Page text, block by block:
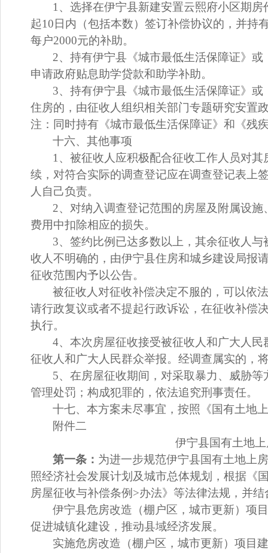
1、选择在伊宁县新建安置云熙府小区期房
起10 日内（包括本数）签订补偿协议的， 并持
每户2000元的补助。
2、持有伊宁县《城市最低生活保障证》
申请政府贴息助学贷款和助学补助。
3、持有伊宁县 《城市最低生活保障证》
住房的，由征收人组织相关部门专题研究安置
注：同时持有《城市最低生活保障证》和《残
十六、其他事项
1 、被征收人应积极配合征收工作人员对
续，对符合实际的调查登记应在调查登记表上
人 自己负责。
2、 对纳入调查登记范围的房屋及附属设
费用中扣除相应的损失。
3、签约比例已达多数以上，其余征收人
收人不明确的，由伊宁县住房和城乡建设局报
征收范围内予以公告。
被征收人对征收补偿决定不服的，可以依
请行政复议或者不提起行政诉讼，在征收补偿
执行。
4、本次房屋征收接受被征收人和广大人
征收人和广大人民群众举报。经调查属实的，
5、在房屋征收期间，对采取暴力、威胁
管理处罚；构成犯罪的，依法追究刑事责任。
十七、本方案未尽事宜，按照《国有土地
附件二
伊宁县国有土地
第一条： 为进一步规范伊宁县国有土地上
照经济社会发展计划及城市总体规划，根据《
房屋征收与补偿条例>办法》等法律法规，并
伊宁县危房改造（棚户区 ，城市更新）项
促进城镇化建设，推动县域经济发展。
实施危房改造（棚户区 ，城市更新）项目